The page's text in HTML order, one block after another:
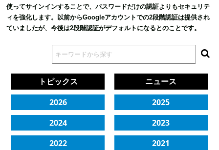
使ってサインインすることで、パスワードだけの認証よりもセキュリテ
ィを強化します。 以前からGoogleアカウントでの2段階認証は提供され
ていましたが、今後は2段階認証がデフォルトになるとのことです。
トピックス
ニュース
2026
2025
2024
2023
2022
2021